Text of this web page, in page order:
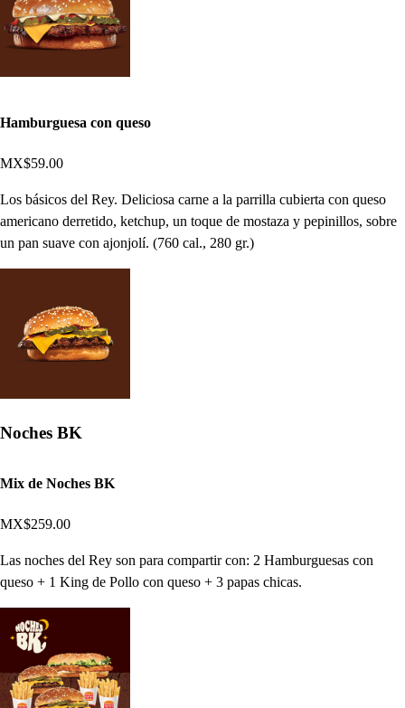
Hamburguesa con queso
MX$59.00
Los básicos del Rey. Deliciosa carne a la parrilla cubierta con queso
americano derretido, ketchup, un toque de mostaza y pepinillos, sobre
un pan suave con ajonjolí. (760 cal., 280 gr.)
Noches BK
Mix de Noches BK
MX$259.00
Las noches del Rey son para compartir con: 2 Hamburguesas con
queso + 1 King de Pollo con queso + 3 papas chicas.